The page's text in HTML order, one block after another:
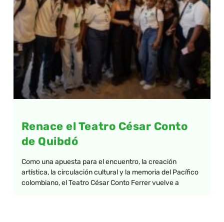
Renace el Teatro César Conto
de Quibdó
Como una apuesta para el encuentro, la creación
artística, la circulación cultural y la memoria del Pacífico
colombiano, el Teatro César Conto Ferrer vuelve a